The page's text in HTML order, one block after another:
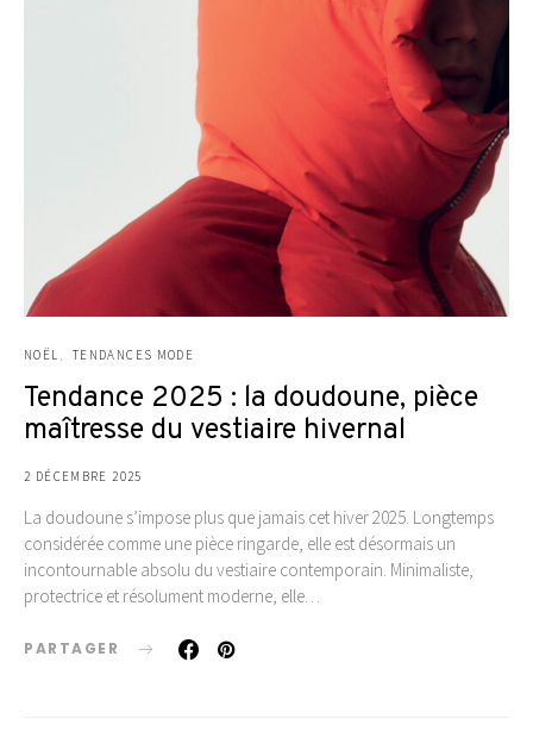
NOËL TENDANCES MODE
Tendance 2025 : la doudoune, pièce
maîtresse du vestiaire hivernal
2 DÉCEMBRE 2025
La doudoune s’impose plus que jamais cet hiver 2025. Longtemps
considérée comme une pièce ringarde, elle est désormais un
incontournable absolu du vestiaire contemporain. Minimaliste,
protectrice et résolument moderne, elle…
PARTAGER